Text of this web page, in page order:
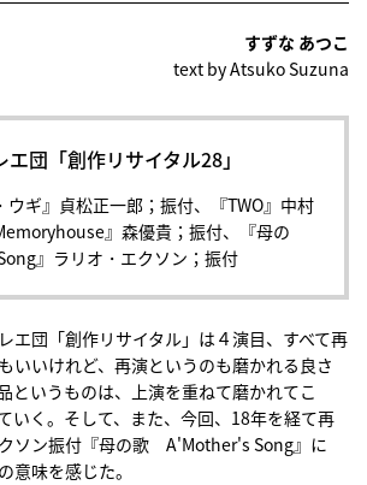
すずな あつこ
text by Atsuko Suzuna
団「創作リサイタル28」
ウギ』貞松正一郎；振付、『TWO』中村
』森優貴；振付、『母の
』ラリオ・エクソン；振付
エ団「創作リサイタル」は４演目、すべて再
いいけれど、再演というのも磨かれる良さ
というものは、上演を重ねて磨かれてこ
いく。そして、また、今回、18年を経て再
ソン振付『母の歌 A'Mother's Song』に
意味を感じた。